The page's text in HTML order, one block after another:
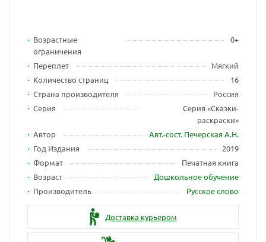
Возрастные
ограничения
0+
Переплет
Мягкий
Количество страниц
16
Страна производителя
Россия
Серия
Серия «Сказки-
раскраски»
Автор
Авт.-сост. Печерская А.Н.
Год Издания
2019
Формат
Печатная книга
Возраст
Дошкольное обучение
Производитель
Русское слово
Доставка курьером